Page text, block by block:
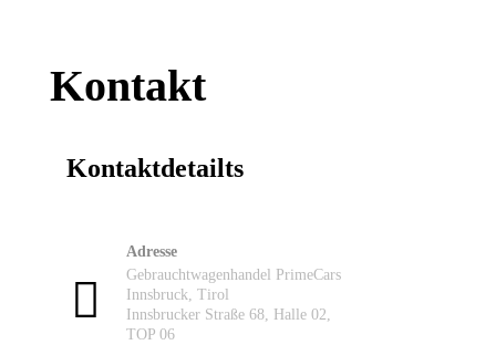
Kontakt
Kontaktdetailts
Adresse
Gebrauchtwagenhandel PrimeCars
Innsbruck, Tirol
Innsbrucker Straße 68, Halle 02,
TOP 06